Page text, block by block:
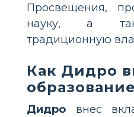
Просвещения,
науку, а
традиционную
Как Дидро
Дидро внес